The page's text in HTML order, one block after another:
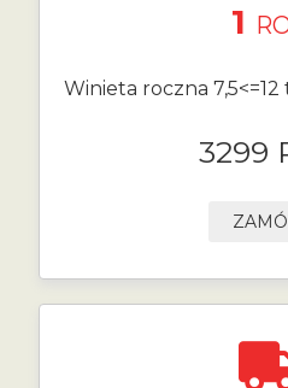
1
Winieta roczna
3299